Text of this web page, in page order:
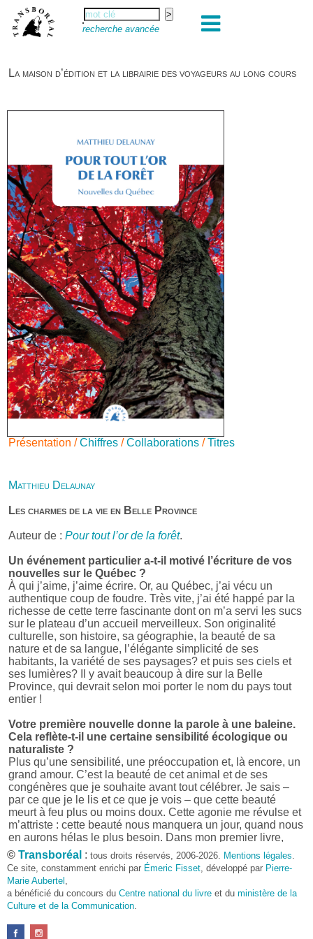
recherche avancée
La maison d’édition et la librairie des voyageurs au long cours
Présentation /Chiffres /Collaborations /Titres
Matthieu Delaunay
Les charmes de la vie en Belle Province
Auteur de : Pour tout l’or de la forêt.
Un événement particulier a-t-il motivé l’écriture de vos
nouvelles sur le Québec ?
À qui j’aime, j’aime écrire. Or, au Québec, j’ai vécu un
authentique coup de foudre. Très vite, j’ai été happé par la
richesse de cette terre fascinante dont on m’a servi les sucs
sur le plateau d’un accueil merveilleux. Son originalité
culturelle, son histoire, sa géographie, la beauté de sa
nature et de sa langue, l’élégante simplicité de ses
habitants, la variété de ses paysages? et puis ses ciels et
ses lumières? Il y avait beaucoup à dire sur la Belle
Province, qui devrait selon moi porter le nom du pays tout
entier !
Votre première nouvelle donne la parole à une baleine.
Cela reflète-t-il une certaine sensibilité écologique ou
naturaliste ?
Plus qu’une sensibilité, une préoccupation et, là encore, un
grand amour. C’est la beauté de cet animal et de ses
congénères que je souhaite avant tout célébrer. Je sais –
par ce que je le lis et ce que je vois – que cette beauté
meurt à feu plus ou moins doux. Cette agonie me révulse et
m’attriste : cette beauté nous manquera un jour, quand nous
en aurons hélas le plus besoin. Dans mon premier livre,
j’avais pris goût à me mettre dans la peau d’une bête. Outre
l’intérêt de l’exercice littéraire, il me semble que cela peut
être un bon moyen pour transmettre certains messages.
Pourquoi avoir choisi le format des nouvelles plutôt
qu’un autre ?
D’abord parce que j’aime (décidément!) en lire !
© Transboréal : tous droits réservés, 2006-2026. Mentions légales
Ce site, constamment enrichi par Émeric Fisset , développé par Pierre-
Marie Aubertel
a bénéficié du concours du Centre national du livre et du ministère de la
Culture et de la Communication